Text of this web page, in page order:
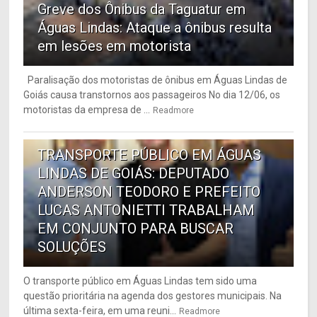
Greve dos Ônibus da Taguatur em
Águas Lindas: Ataque a ônibus resulta
em lesões em motorista
Paralisação dos motoristas de ônibus em Águas Lindas de
Goiás causa transtornos aos passageiros No dia 12/06, os
motoristas da empresa de ... Readmore
6
TRANSPORTE PÚBLICO EM ÁGUAS
LINDAS DE GOIÁS: DEPUTADO
ANDERSON TEODORO E PREFEITO
LUCAS ANTONIETTI TRABALHAM
EM CONJUNTO PARA BUSCAR
SOLUÇÕES
O transporte público em Águas Lindas tem sido uma
questão prioritária na agenda dos gestores municipais. Na
última sexta-feira, em uma reuni... Readmore